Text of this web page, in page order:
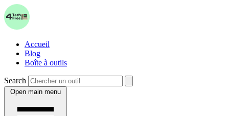
Accueil
Blog
Boîte à outils
Search
Open main menu